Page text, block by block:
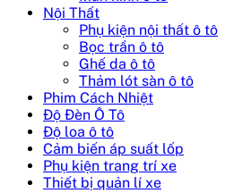
Nội Thất
Phụ kiện nội thất ô tô
Bọc trần ô tô
Ghế da ô tô
Thảm lót sàn ô tô
Phim Cách Nhiệt
Độ Đèn Ô Tô
Độ loa ô tô
Cảm biến áp suất lốp
Phụ kiện trang trí xe
Thiết bị quản lí xe